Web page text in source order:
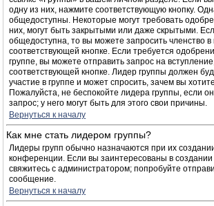
одну из них, нажмите соответствующую кнопку.
общедоступны. Некоторые могут требовать
них, могут быть закрытыми или даже скрытыми.
общедоступна, то вы можете запросить членство
соответствующей кнопке. Если требуется
группе, вы можете отправить запрос на
соответствующей кнопке. Лидер группы должен
участие в группе и может спросить, зачем вы
Пожалуйста, не беспокойте лидера группы, если
запрос; у него могут быть для этого свои причины.
Вернуться к началу
Как мне стать лидером группы?
Лидеры групп обычно назначаются при их
конференции. Если вы заинтересованы в создании
свяжитесь с администратором; попробуйте
сообщение.
Вернуться к началу